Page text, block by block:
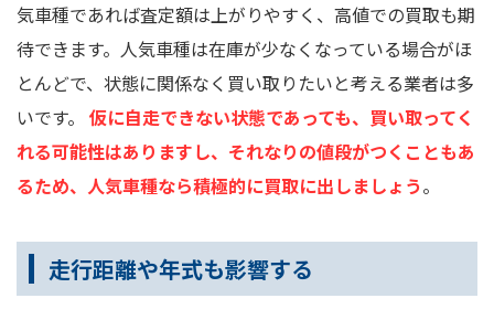
気車種であれば査定額は上がりやすく、高値での買取も期
待できます。人気車種は在庫が少なくなっている場合がほ
とんどで、状態に関係なく買い取りたいと考える業者は多
いです。 仮に自走できない状態であっても、買い取ってく
れる可能性はありますし、それなりの値段がつくこともあ
るため、人気車種なら積極的に買取に出しましょう。
走行距離や年式も影響する